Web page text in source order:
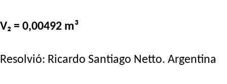
V₂ = 0,00492 m³
Resolvió: Ricardo Santiago Netto. Argentina